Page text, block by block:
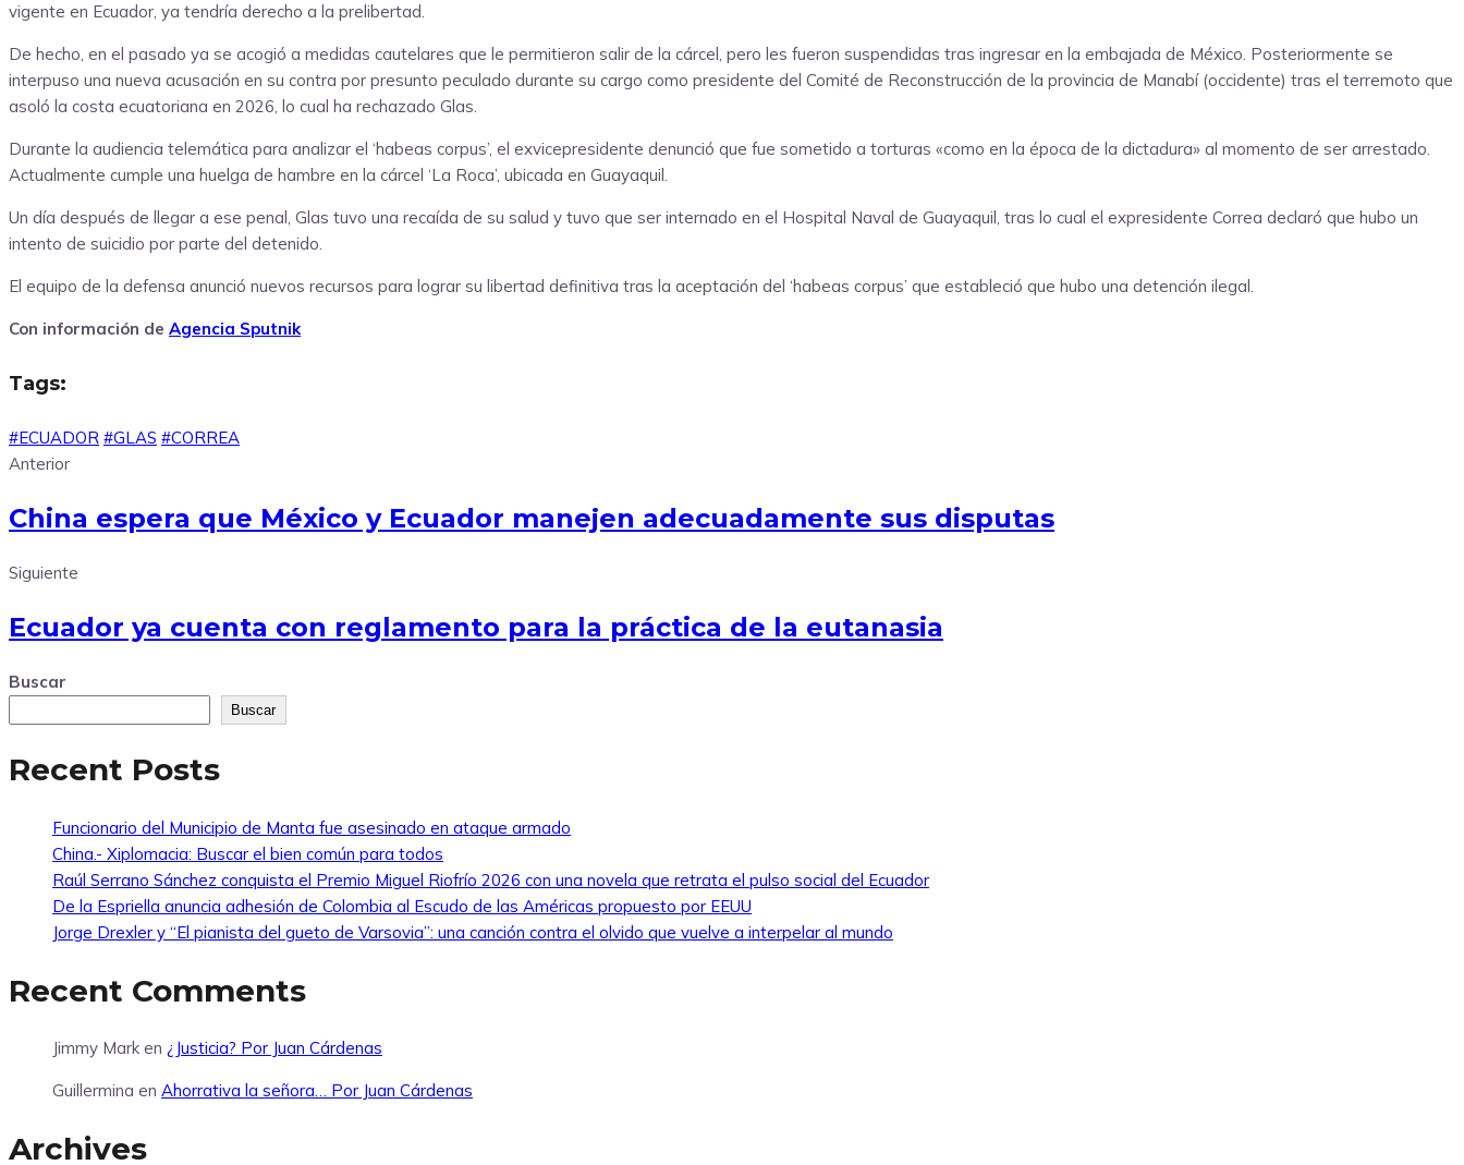
vigente en Ecuador, ya tendría derecho a la prelibertad.
De hecho, en el pasado ya se acogió a medidas cautelares que le permitieron salir de la cárcel, pero les fueron suspendidas tras ingresar en la embajada de México. Posteriormente se
interpuso una nueva acusación en su contra por presunto peculado durante su cargo como presidente del Comité de Reconstrucción de la provincia de Manabí (occidente) tras el terremoto que
asoló la costa ecuatoriana en 2026, lo cual ha rechazado Glas.
Durante la audiencia telemática para analizar el ‘habeas corpus’, el exvicepresidente denunció que fue sometido a torturas «como en la época de la dictadura» al momento de ser arrestado.
Actualmente cumple una huelga de hambre en la cárcel ‘La Roca’, ubicada en Guayaquil.
Un día después de llegar a ese penal, Glas tuvo una recaída de su salud y tuvo que ser internado en el Hospital Naval de Guayaquil, tras lo cual el expresidente Correa declaró que hubo un
intento de suicidio por parte del detenido.
El equipo de la defensa anunció nuevos recursos para lograr su libertad definitiva tras la aceptación del ‘habeas corpus’ que estableció que hubo una detención ilegal.
Con información de Agencia Sputnik
Tags:
#ECUADOR #GLAS #CORREA
Anterior
China espera que México y Ecuador manejen adecuadamente sus disputas
Siguiente
Ecuador ya cuenta con reglamento para la práctica de la eutanasia
Buscar
Buscar
Recent Posts
Funcionario del Municipio de Manta fue asesinado en ataque armado
China.- Xiplomacia: Buscar el bien común para todos
Raúl Serrano Sánchez conquista el Premio Miguel Riofrío 2026 con una novela que retrata el pulso social del Ecuador
De la Espriella anuncia adhesión de Colombia al Escudo de las Américas propuesto por EEUU
Jorge Drexler y “El pianista del gueto de Varsovia”: una canción contra el olvido que vuelve a interpelar al mundo
Recent Comments
Jimmy Mark en ¿Justicia? Por Juan Cárdenas
Guillermina en Ahorrativa la señora… Por Juan Cárdenas
Archives